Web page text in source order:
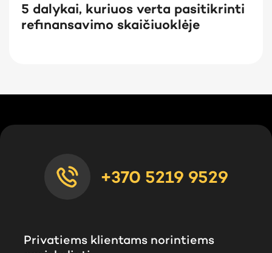
5 dalykai, kuriuos verta pasitikrinti
refinansavimo skaičiuoklėje
+370 5219 9529
Privatiems klientams norintiems